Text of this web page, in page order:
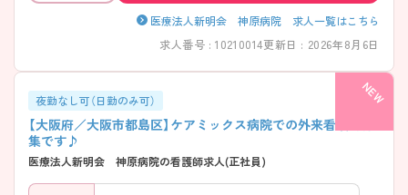
医療法人新明会 神原病院 求人一覧はこちら
求人番号 : 10210014更新日 : 2026年8月6日
夜勤なし可（日勤のみ可）
【大阪府／大阪市都島区】ケアミックス病院での外来看護師募
集です♪
医療法人新明会 神原病院の看護師求人(正社員)